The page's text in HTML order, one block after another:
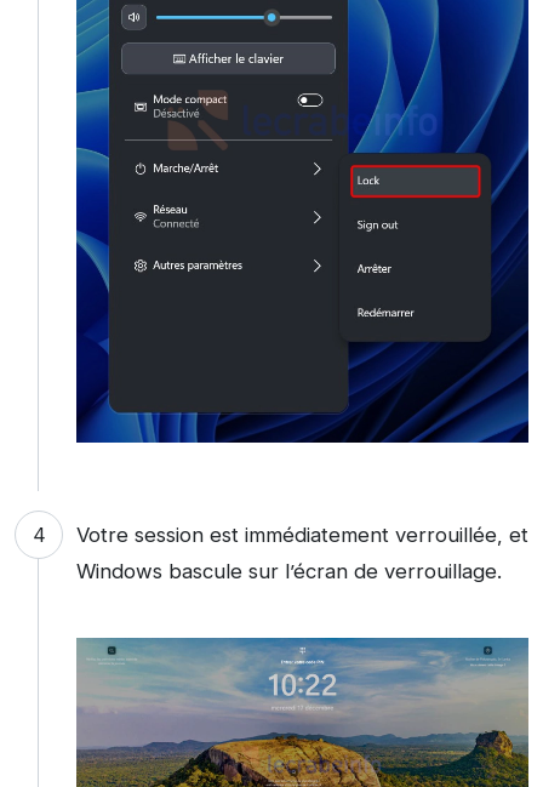
Votre session est immédiatement verrouillée, et
Windows bascule sur l’écran de verrouillage.